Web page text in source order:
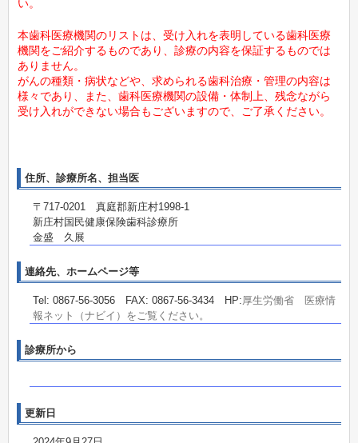
い。
本歯科医療機関のリストは、受け入れを表明している歯科医療
機関をご紹介するものであり、診療の内容を保証するものでは
ありません。
がんの種類・病状などや、求められる歯科治療・管理の内容は
様々であり、また、歯科医療機関の設備・体制上、残念ながら
受け入れができない場合もございますので、ご了承ください。
住所、診療所名、担当医
〒717-0201 真庭郡新庄村1998-1
新庄村国民健康保険歯科診療所
金盛 久展
連絡先、ホームページ等
Tel: 0867-56-3056 FAX: 0867-56-3434 HP: 厚生労働省 医療情
報ネット（ナビイ）をご覧ください。
診療所から
更新日